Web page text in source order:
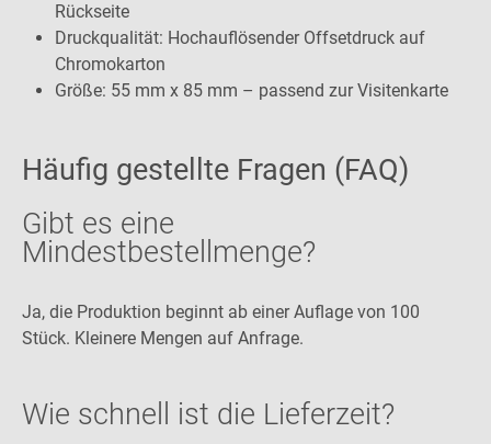
Rückseite
Druckqualität: Hochauflösender Offsetdruck auf
Chromokarton
Größe: 55 mm x 85 mm – passend zur Visitenkarte
Häufig gestellte Fragen (FAQ)
Gibt es eine
Mindestbestellmenge?
Ja, die Produktion beginnt ab einer Auflage von 100
Stück. Kleinere Mengen auf Anfrage.
Wie schnell ist die Lieferzeit?